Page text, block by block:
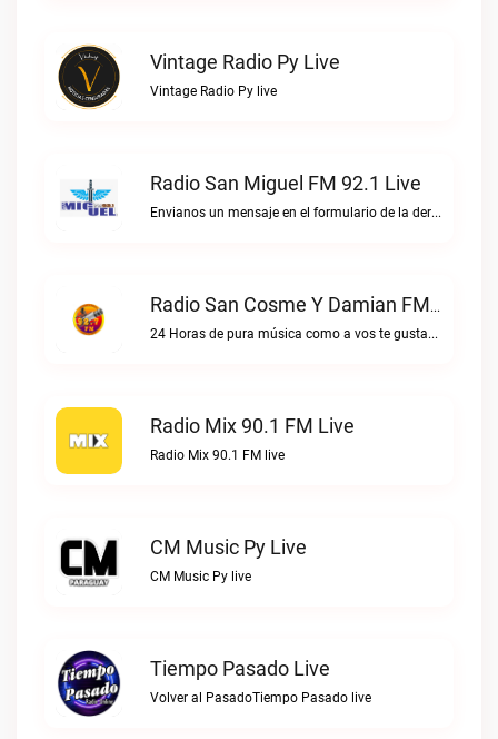
Vintage Radio Py Live
Vintage Radio Py live
Radio San Miguel FM 92.1 Live
Envianos un mensaje en el formulario de la derecha, o escribinos directo al WhatsApp.Radio San Miguel FM 92.1 live
Radio San Cosme Y Damian FM Live
24 Horas de pura música como a vos te gustaRadio San Cosme y Damian FM live
Radio Mix 90.1 FM Live
Radio Mix 90.1 FM live
CM Music Py Live
CM Music Py live
Tiempo Pasado Live
Volver al PasadoTiempo Pasado live